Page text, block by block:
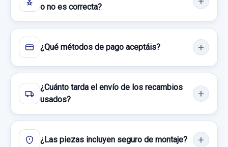
CERRADURA PUERTA TRASERA IZQUIERDA
CERRADURA PUERTA TRASERA
IZQUIERDA... usado.
LEXUS CT 200H
Consultar por whatsapp
29,74 €
o no es correcta?
¿Qué métodos de pago aceptáis?
¿Cuánto tarda el envío de los recambios
usados?
¿Las piezas incluyen seguro de montaje?